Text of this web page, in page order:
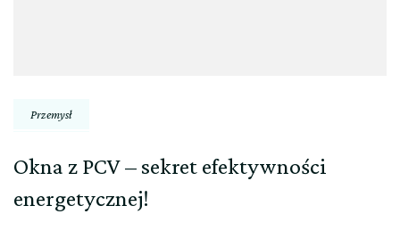
Przemysł
Okna z PCV – sekret efektywności
energetycznej!